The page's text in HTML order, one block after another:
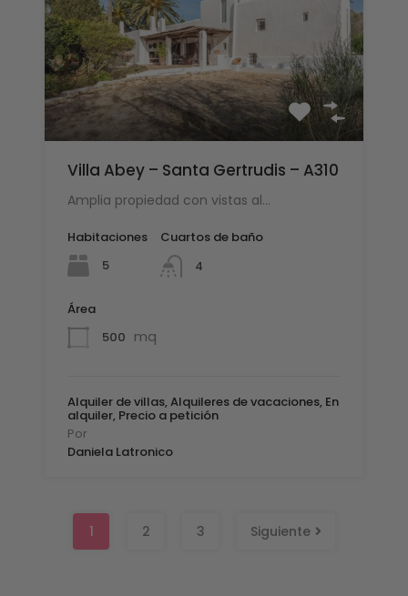
Villa Abey – Santa Gertrudis – A310
Amplia propiedad con vistas al…
Habitaciones
5
Cuartos de baño
4
Área
500 mq
Alquiler de villas, Alquileres de vacaciones, En
alquiler, Precio a petición
Por
Daniela Latronico
1 2 3 Siguiente